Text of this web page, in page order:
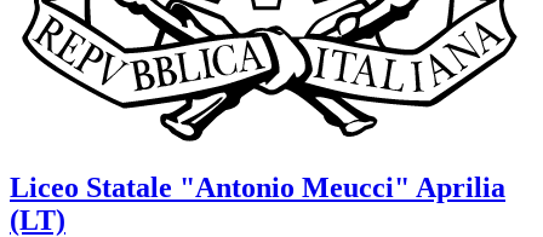
Liceo Statale "Antonio Meucci" Aprilia
(LT)